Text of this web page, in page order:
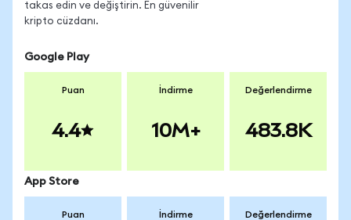
takas edin ve değiştirin. En güvenilir
kripto cüzdanı.
Google Play
Puan
4.4
İndirme
10M+
Değerlendirme
483.8K
App Store
Puan İndirme Değerlendirme